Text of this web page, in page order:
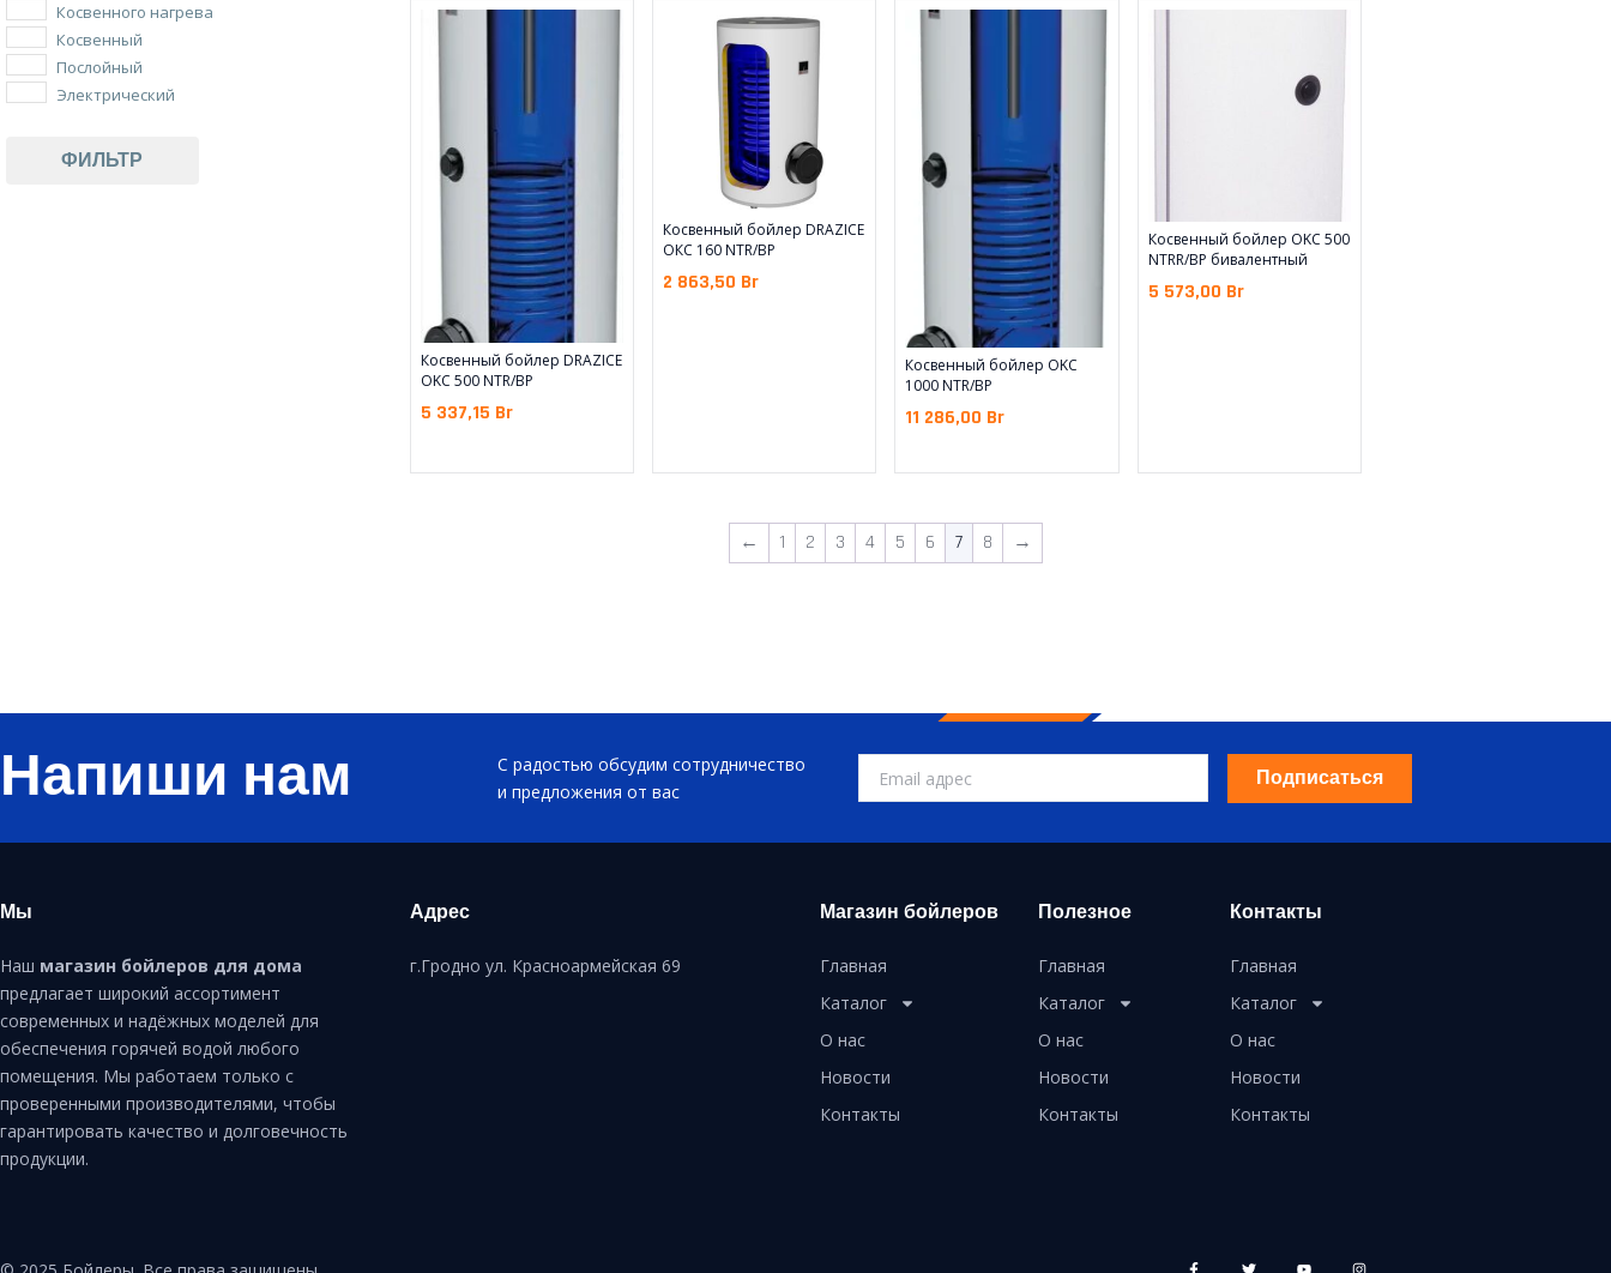
Косвенного нагрева
Косвенный
Послойный
Электрический
ФИЛЬТР
Косвенный бойлер DRAZICE
OKC 500 NTR/BP
5 337,15 Br
Косвенный бойлер DRAZICE
ОКC 160 NTR/BP
2 863,50 Br
Косвенный бойлер OKC
1000 NTR/BP
11 286,00 Br
Косвенный бойлер OKC 500
NTRR/BP бивалентный
5 573,00 Br
← 1 2 3 4 5 6 7 8 →
Напиши нам
С радостью обсудим сотрудничество
и предложения от вас
Подписаться
Мы
Наш магазин бойлеров для дома
предлагает широкий ассортимент
современных и надёжных моделей для
обеспечения горячей водой любого
помещения. Мы работаем только с
проверенными производителями, чтобы
гарантировать качество и долговечность
продукции.
Адрес
г.Гродно ул. Красноармейская 69
Магазин бойлеров
Главная
Каталог
О нас
Новости
Контакты
Полезное
Главная
Каталог
О нас
Новости
Контакты
Контакты
Главная
Каталог
О нас
Новости
Контакты